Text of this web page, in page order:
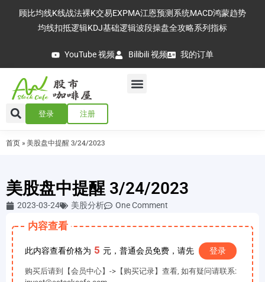
顾比均线K线战法裸K交易EXPMA江恩预测系统MACD鸿蒙趋势
均线扣抵逻辑KDJ基础逻辑波段操盘全攻略系列指标
YouTube 视频 Bilibili 视频 我的订单
登录 注册
首页 » 美股盘中提醒 3/24/2023
美股盘中提醒 3/24/2023
2023-03-24 美股分析 One Comment
内容查看
此内容查看价格为 5 元，普通会员免费，请先 登录
购买后请到【会员中心】->【购买记录】查看, 如有疑问请联系: